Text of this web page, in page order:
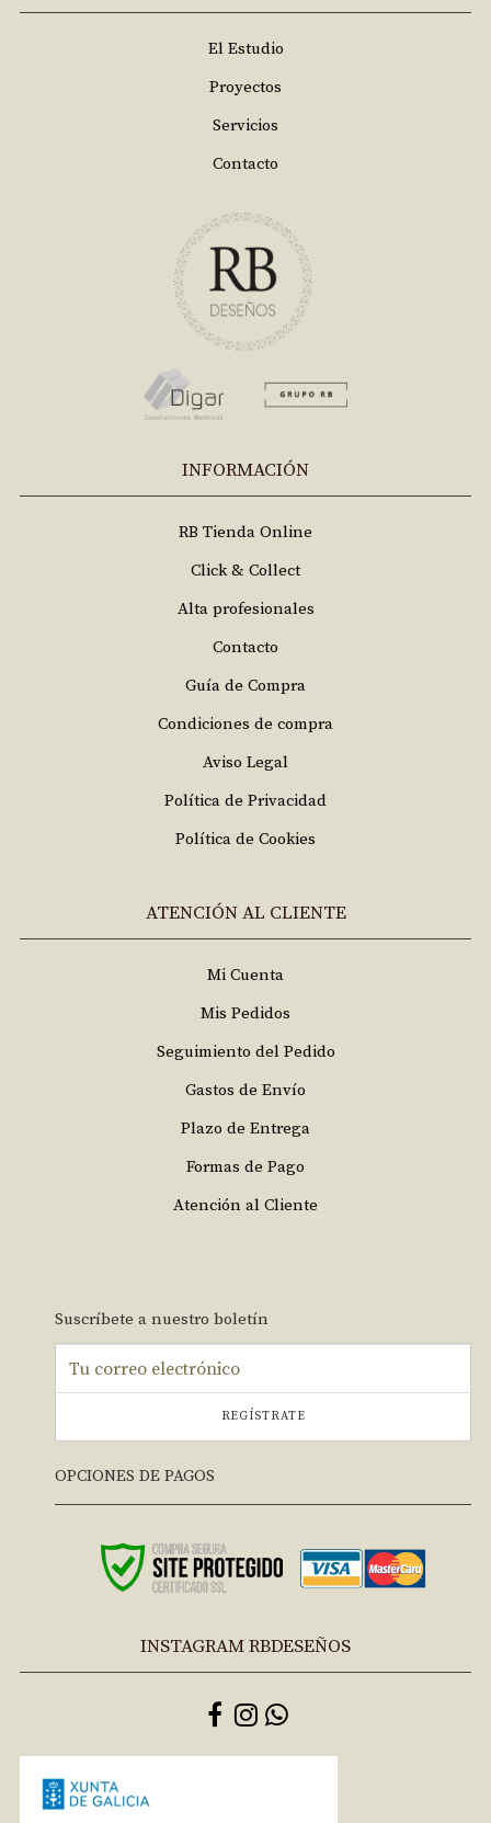
El Estudio
Proyectos
Servicios
Contacto
INFORMACIÓN
RB Tienda Online
Click & Collect
Alta profesionales
Contacto
Guía de Compra
Condiciones de compra
Aviso Legal
Política de Privacidad
Política de Cookies
ATENCIÓN AL CLIENTE
Mi Cuenta
Mis Pedidos
Seguimiento del Pedido
Gastos de Envío
Plazo de Entrega
Formas de Pago
Atención al Cliente
Suscríbete a nuestro boletín
REGÍSTRATE
OPCIONES DE PAGOS
INSTAGRAM RBDESEÑOS